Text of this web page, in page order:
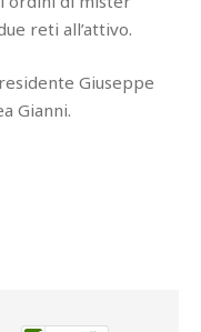
reti all’attivo.
Giuseppe
Gianni.